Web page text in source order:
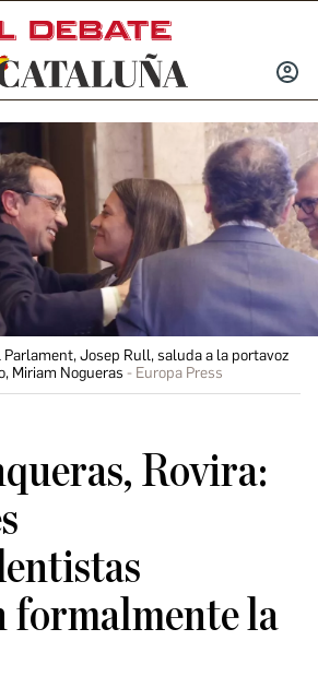
INICIAR
Josep Rull, saluda a la portavoz
Miriam Nogueras
Europa Press
Rovira:
formalmente la